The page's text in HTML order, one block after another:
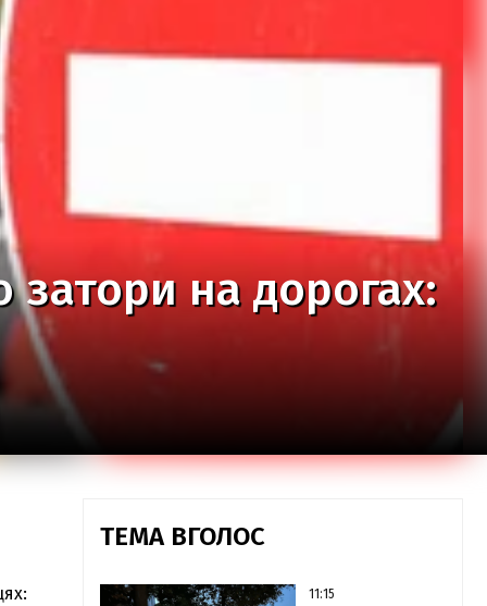
затори на дорогах:
ТЕМА ВГОЛОС
11:15